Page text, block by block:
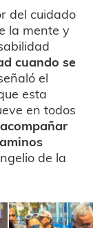
del cuidado
la mente y
cuando se
el
esta
en todos
de la